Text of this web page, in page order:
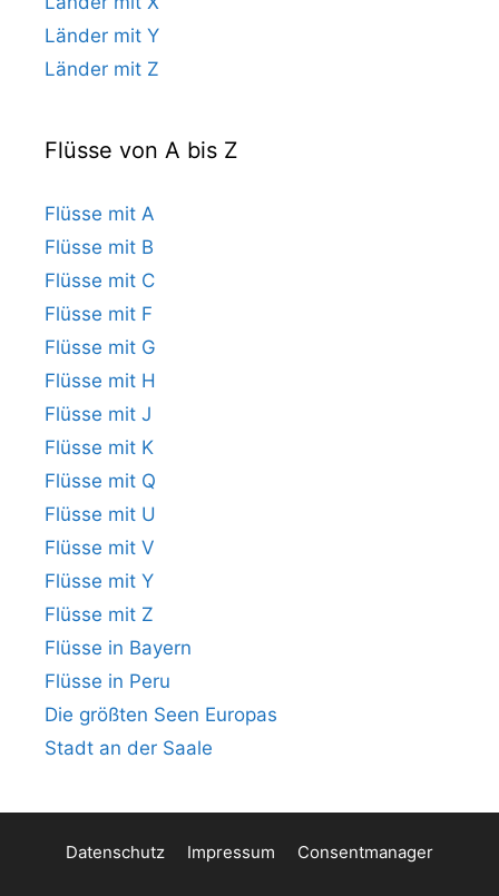
Länder mit Y
Länder mit Z
Flüsse von A bis Z
Flüsse mit A
Flüsse mit B
Flüsse mit C
Flüsse mit F
Flüsse mit G
Flüsse mit H
Flüsse mit J
Flüsse mit K
Flüsse mit Q
Flüsse mit U
Flüsse mit V
Flüsse mit Y
Flüsse mit Z
Flüsse in Bayern
Flüsse in Peru
Die größten Seen Europas
Stadt an der Saale
Datenschutz Impressum Consentmanager